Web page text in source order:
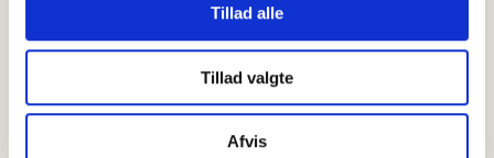
Tillad alle
Tillad valgte
Afvis